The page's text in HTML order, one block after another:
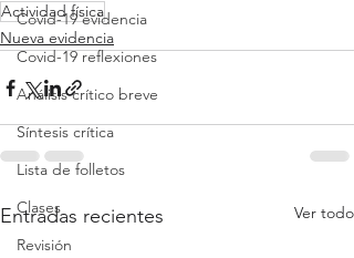
Covid-19 evidencia
Covid-19 reflexiones
Análisis crítico breve
Síntesis crítica
Lista de folletos
Clases
Revisión
Actividad física
Nueva evidencia
Entradas recientes Ver todo